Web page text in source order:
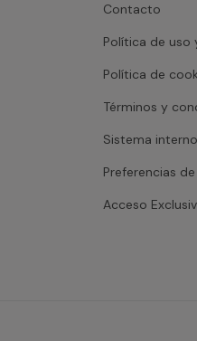
Contacto
Política de uso
Política de
Términos y
Sistema
Preferencias
Acceso